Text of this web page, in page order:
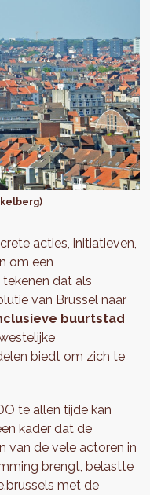
acties, initiatieven,
om een
dat als
van Brussel naar
buurtstad
biedt om zich te
te allen tijde kan
kader dat de
van de vele actoren in
brengt, belastte
met de